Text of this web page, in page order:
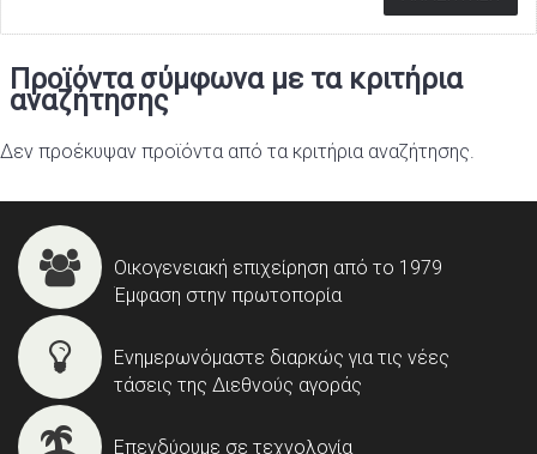
Προϊόντα σύμφωνα με τα κριτήρια
αναζήτησης
Δεν προέκυψαν προϊόντα από τα κριτήρια αναζήτησης.
Οικογενειακή επιχείρηση από το 1979
Έμφαση στην πρωτοπορία
Ενημερωνόμαστε διαρκώς για τις νέες
τάσεις της Διεθνούς αγοράς
Επενδύουμε σε τεχνολογία